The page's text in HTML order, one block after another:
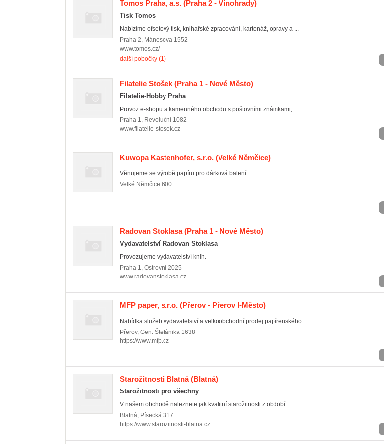
Tomos Praha, a.s. (Praha 2 - Vinohrady)
Tisk Tomos
Nabízíme ofsetový tisk, knihařské zpracování, kartonáž, opravy a ...
Praha 2, Mánesova 1552
www.tomos.cz/
další pobočky (1)
Filatelie Stošek (Praha 1 - Nové Město)
Filatelie-Hobby Praha
Provoz e-shopu a kamenného obchodu s poštovními známkami, ...
Praha 1, Revoluční 1082
www.filatelie-stosek.cz
Kuwopa Kastenhofer, s.r.o. (Velké Němčice)
Věnujeme se výrobě papíru pro dárková balení.
Velké Němčice 600
Radovan Stoklasa(Praha 1 - Nové Město)
Vydavatelství Radovan Stoklasa
Provozujeme vydavatelství knih.
Praha 1, Ostrovní 2025
www.radovanstoklasa.cz
MFP paper, s.r.o. (Přerov - Přerov I-Město)
Nabídka služeb vydavatelství a velkoobchodní prodej papírenského ...
Přerov, Gen. Štefánika 1638
https://www.mfp.cz
Starožitnosti Blatná(Blatná)
Starožitnosti pro všechny
V našem obchodě naleznete jak kvalitní starožitnosti z období ...
Blatná, Písecká 317
https://www.starozitnosti-blatna.cz